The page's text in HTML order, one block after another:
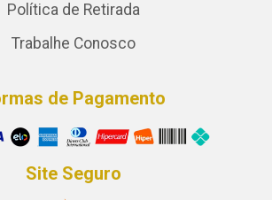
Política de Retirada
Trabalhe Conosco
de Pagamento
Site Seguro